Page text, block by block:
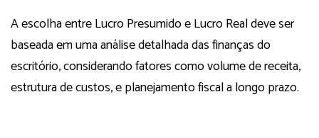
A escolha entre Lucro Presumido e Lucro Real deve ser
baseada em uma análise detalhada das finanças do
escritório, considerando fatores como volume de receita,
estrutura de custos, e planejamento fiscal a longo prazo.